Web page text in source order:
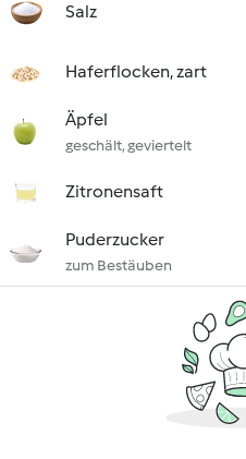
Salz
Haferflocken, zart
Äpfel
geschält, geviertelt
Zitronensaft
Puderzucker
zum Bestäuben